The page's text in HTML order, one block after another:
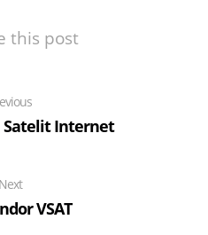
this post
Satelit Internet
Next
VSAT